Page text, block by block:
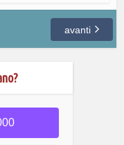
avanti